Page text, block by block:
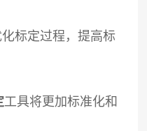
标定过程，提高标
工具将更加标准化和